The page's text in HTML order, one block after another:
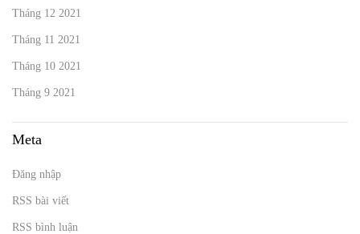
Tháng 12 2021
Tháng 11 2021
Tháng 10 2021
Tháng 9 2021
Meta
Đăng nhập
RSS bài viết
RSS bình luận